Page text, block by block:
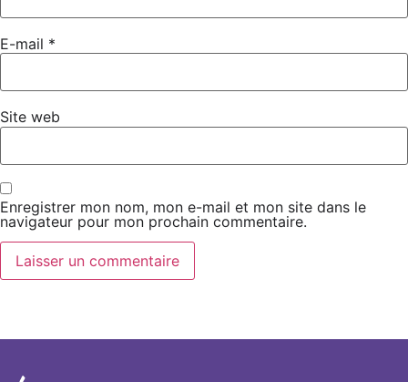
E-mail *
Site web
Enregistrer mon nom, mon e-mail et mon site dans le
navigateur pour mon prochain commentaire.